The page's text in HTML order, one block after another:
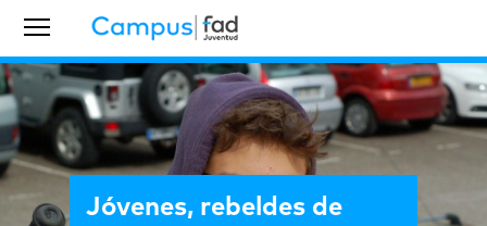
Jóvenes, rebeldes de